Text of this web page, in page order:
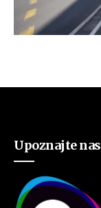
Upoznajte nas